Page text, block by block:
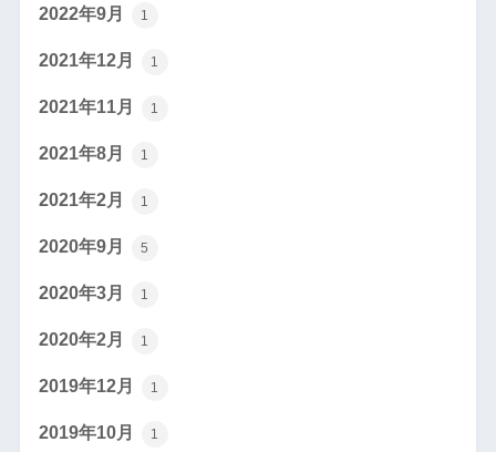
2022年9月 1
2021年12月 1
2021年11月 1
2021年8月 1
2021年2月 1
2020年9月 5
2020年3月 1
2020年2月 1
2019年12月 1
2019年10月 1